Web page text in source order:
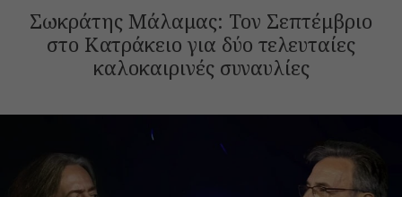
Σωκράτης Μάλαμας: Τον Σεπτέμβριο
στο Κατράκειο για δύο τελευταίες
καλοκαιρινές συναυλίες